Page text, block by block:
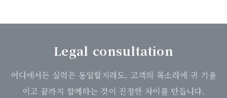
Legal consultation
어디에서든 실력은 동일할지라도, 고객의 목소리에 귀 기울
이고 끝까지 함께하는 것이 진정한 차이를 만듭니다.